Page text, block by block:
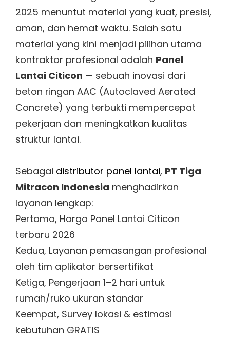
2025 menuntut material yang kuat, presisi,
aman, dan hemat waktu. Salah satu
material yang kini menjadi pilihan utama
kontraktor profesional adalah Panel
Lantai Citicon — sebuah inovasi dari
beton ringan AAC (Autoclaved Aerated
Concrete) yang terbukti mempercepat
pekerjaan dan meningkatkan kualitas
struktur lantai.
Sebagai distributor panel lantai, PT Tiga
Mitracon Indonesia menghadirkan
layanan lengkap:
Pertama, Harga Panel Lantai Citicon
terbaru 2026
Kedua, Layanan pemasangan profesional
oleh tim aplikator bersertifikat
Ketiga, Pengerjaan 1–2 hari untuk
rumah/ruko ukuran standar
Keempat, Survey lokasi & estimasi
kebutuhan GRATIS